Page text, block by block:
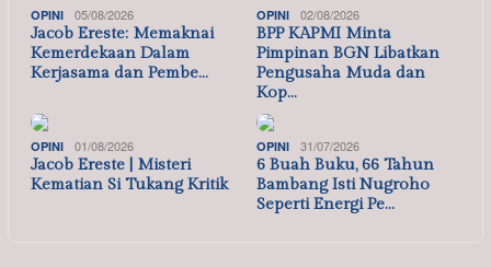
OPINI 05/08/2026
Jacob Ereste: Memaknai
Kemerdekaan Dalam
Kerjasama dan Pembe…
OPINI 02/08/2026
BPP KAPMI Minta
Pimpinan BGN Libatkan
Pengusaha Muda dan
Kop…
OPINI 01/08/2026
Jacob Ereste | Misteri
Kematian Si Tukang Kritik
OPINI 31/07/2026
6 Buah Buku, 66 Tahun
Bambang Isti Nugroho
Seperti Energi Pe…